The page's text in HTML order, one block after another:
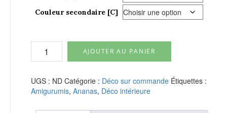
Couleur secondaire [C]
au
crochet
AJOUTER AU PANIER
UGS : ND Catégorie : Déco sur commande Étiquettes :
Amigurumis, Ananas, Déco intérieure